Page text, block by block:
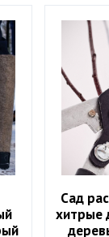
Сад
хитрые